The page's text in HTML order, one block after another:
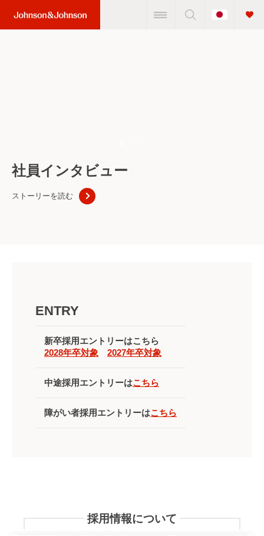
Change
ストーリーを読む
社員インタビュー
ENTRY
新卒採用エントリーはこちら
2028年卒対象
2027年卒対象
中途採用エントリーはこちら
障がい者採用エントリーはこちら
採用情報について